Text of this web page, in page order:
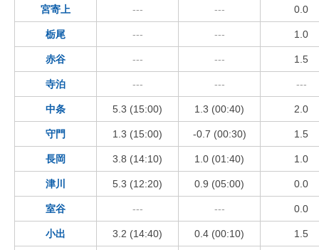
宮寄上 --- --- 0.0
栃尾 --- --- 1.0
赤谷 --- --- 1.5
寺泊 --- --- ---
中条 5.3 (15:00) 1.3 (00:40) 2.0
守門 1.3 (15:00) -0.7 (00:30) 1.5
長岡 3.8 (14:10) 1.0 (01:40) 1.0
津川 5.3 (12:20) 0.9 (05:00) 0.0
室谷 --- --- 0.0
小出 3.2 (14:40) 0.4 (00:10) 1.5